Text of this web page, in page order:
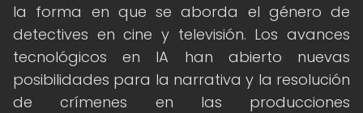
la forma en que se aborda el género de
detectives en cine y televisión. Los avances
tecnológicos en IA han abierto nuevas
posibilidades para la narrativa y la resolución
de crímenes en las producciones